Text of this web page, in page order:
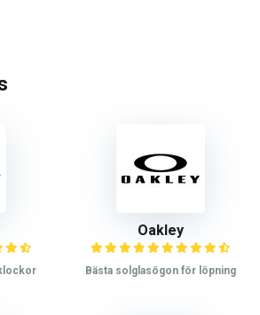
Oakley
Bästa solglasögon för löpning